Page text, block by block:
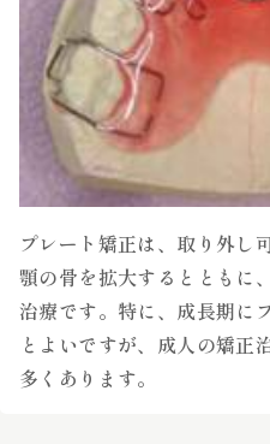
プレート矯正は、取り外し
顎の骨を拡大するとともに
治療です。特に、成長期に
とよいですが、成人の矯正
多くあります。